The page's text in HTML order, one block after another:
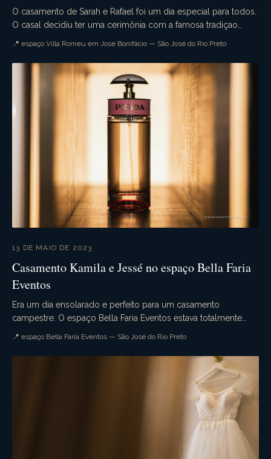
O casamento de Sarah e Rafael foi um dia especial para todos.
O casal decidiu ter uma cerimônia com a famosa tradiçao
📍 espaço Villa Romeu em José Bonifácio — São José do Rio Preto
13 DE MAIO DE 2023
Casamento Kamila e Jessé no espaço Bella Faria
Eventos
Era um dia ensolarado e perfeito para um casamento
campestre. O espaço Bella Faria Eventos estava totalmente
📍 espaço Bella Faria Eventos — São José do Rio Preto